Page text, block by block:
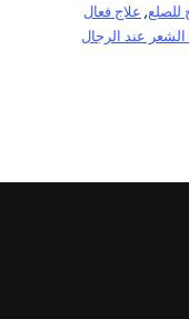
للصلع, علاج فعال
عند الرجال